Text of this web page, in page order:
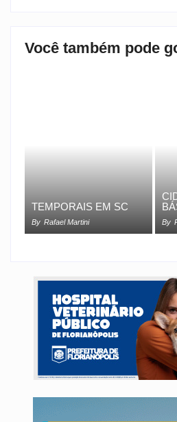
Você também pode
TEMPORAIS EM SC
By Rafael Martini By